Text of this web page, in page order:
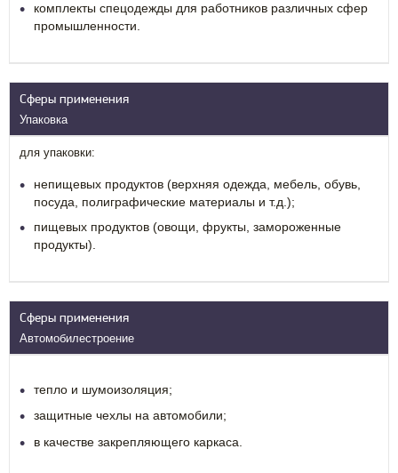
комплекты спецодежды для работников различных сфер
промышленности.
Сферы применения
Упаковка
для упаковки:
непищевых продуктов (верхняя одежда, мебель, обувь,
посуда, полиграфические материалы и т.д.);
пищевых продуктов (овощи, фрукты, замороженные
продукты).
Сферы применения
Автомобилестроение
тепло и шумоизоляция;
защитные чехлы на автомобили;
в качестве закрепляющего каркаса.